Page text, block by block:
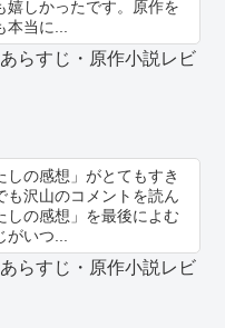
嬉しかったです。原作を
本当に...
らすじ・原作小説レビ
の感想」がとてもすき
も沢山のコメントを読ん
しの感想」を最後によむ
いつ...
らすじ・原作小説レビ